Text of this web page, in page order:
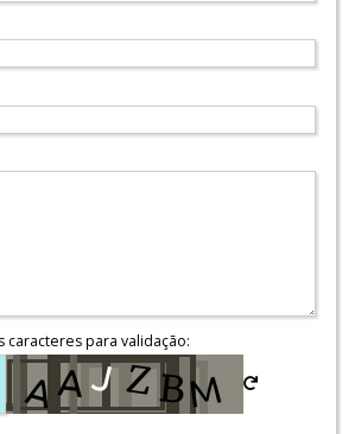
caracteres para validação: